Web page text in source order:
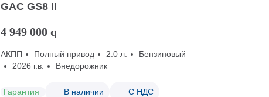
GAC GS8 II
4 949 000 q
АКПП Полный привод 2.0 л.
Бензиновый
2026 г.в.
Внедорожник
Гарантия В наличии С НДС